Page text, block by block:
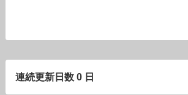
連続更新日数 0 日